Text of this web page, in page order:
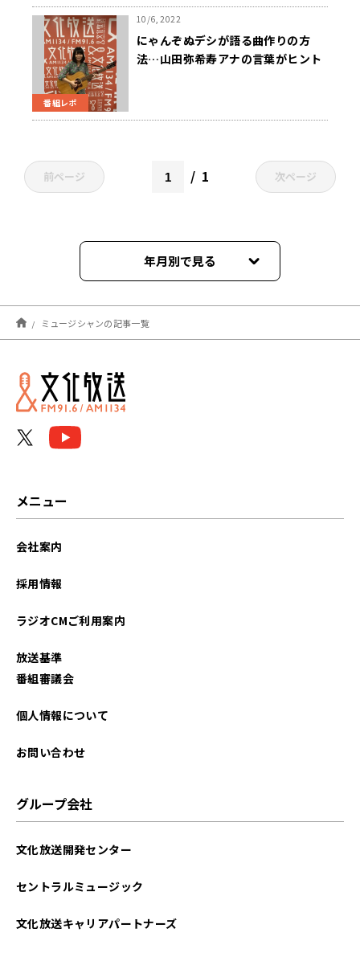
番組レポ
10/6, 2022
にゃんぞぬデシが語る曲作りの方
法…山田弥希寿アナの言葉がヒント
前ページ 1 次ページ
年月別で見る
2026年08月
2026年07月
2026年06月
2024年01月
2023年09月
ミュージシャンの記事一覧
メニュー
会社案内
採用情報
ラジオCMご利用案内
放送基準
番組審議会
個人情報について
お問い合わせ
グループ会社
文化放送開発センター
セントラルミュージック
文化放送キャリアパートナーズ